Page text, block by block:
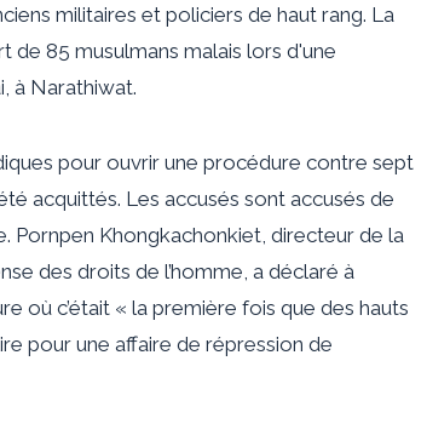
militaires et policiers de haut rang. La
de 85 musulmans malais lors d'une
à Narathiwat.
pour ouvrir une procédure contre sept
acquittés. Les accusés sont accusés de
Khongkachonkiet, directeur de la
des droits de l’homme, a déclaré à
où c’était « la première fois que des hauts
pour une affaire de répression de